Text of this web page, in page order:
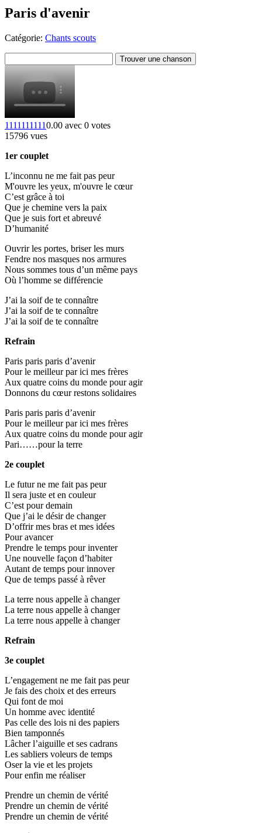
Paris d'avenir
Catégorie: Chants scouts
Trouver une chanson
11111111110.00 avec 0 votes
15796 vues
1er couplet
L’inconnu ne me fait pas peur
M'ouvre les yeux, m'ouvre le cœur
C’est grâce à toi
Que je chemine vers la paix
Que je suis fort et abreuvé
D’humanité
Ouvrir les portes, briser les murs
Fendre nos masques nos armures
Nous sommes tous d’un même pays
Où l’homme se différencie
J’ai la soif de te connaître
J’ai la soif de te connaître
J’ai la soif de te connaître
Refrain
Paris paris paris d’avenir
Pour le meilleur par ici mes frères
Aux quatre coins du monde pour agir
Donnons du cœur restons solidaires
Paris paris paris d’avenir
Pour le meilleur par ici mes frères
Aux quatre coins du monde pour agir
Pari……pour la terre
2e couplet
Le futur ne me fait pas peur
Il sera juste et en couleur
C’est pour demain
Que j’ai le désir de changer
D’offrir mes bras et mes idées
Pour avancer
Prendre le temps pour inventer
Une nouvelle façon d’habiter
Autant de temps pour innover
Que de temps passé à rêver
La terre nous appelle à changer
La terre nous appelle à changer
La terre nous appelle à changer
Refrain
3e couplet
L’engagement ne me fait pas peur
Je fais des choix et des erreurs
Qui font de moi
Un homme avec identité
Pas celle des lois ni des papiers
Bien tamponnés
Lâcher l’aiguille et ses cadrans
Les sabliers voleurs de temps
Oser la vie et les projets
Pour enfin me réaliser
Prendre un chemin de vérité
Prendre un chemin de vérité
Prendre un chemin de vérité